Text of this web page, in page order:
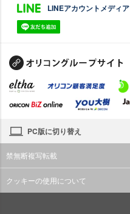
LINEアカウントメディア
PC版に切り替え
禁無断複写転載
クッキーの使用について